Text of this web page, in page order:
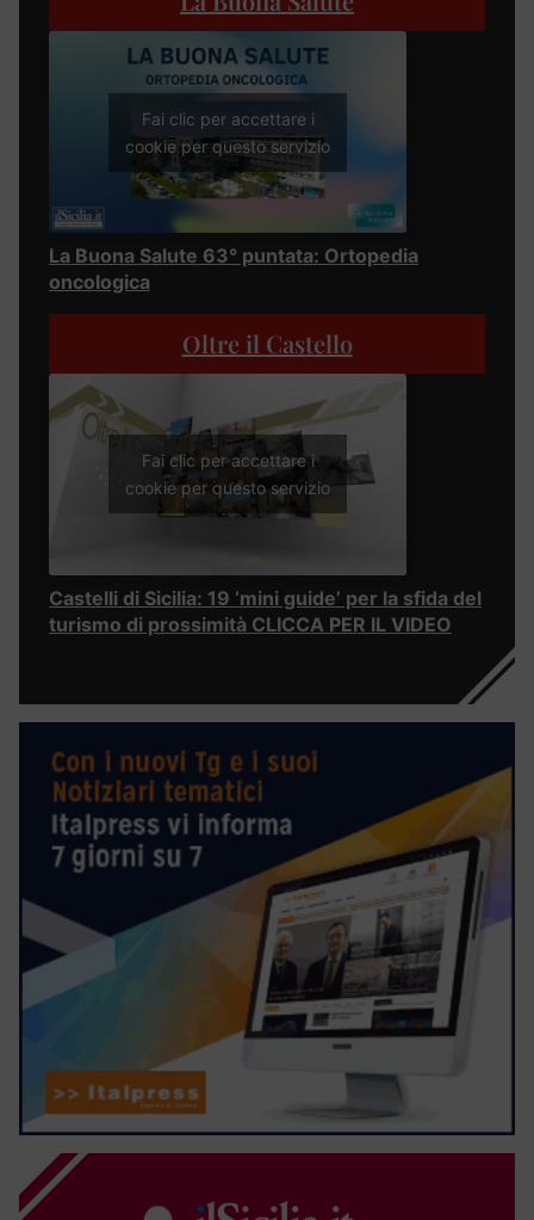
Fai clic per accettare i
cookie per questo servizio
La Buona Salute 63° puntata: Ortopedia
oncologica
Oltre il Castello
Fai clic per accettare i
cookie per questo servizio
Castelli di Sicilia: 19 ‘mini guide’ per la sfida del
turismo di prossimità CLICCA PER IL VIDEO